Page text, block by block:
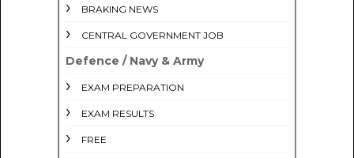
BRAKING NEWS
CENTRAL GOVERNMENT JOB
Defence / Navy & Army
EXAM PREPARATION
EXAM RESULTS
FREE